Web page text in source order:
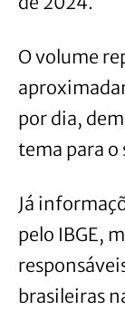
O volume
por dia,
tema para
Já
pelo IBGE,
brasileiras